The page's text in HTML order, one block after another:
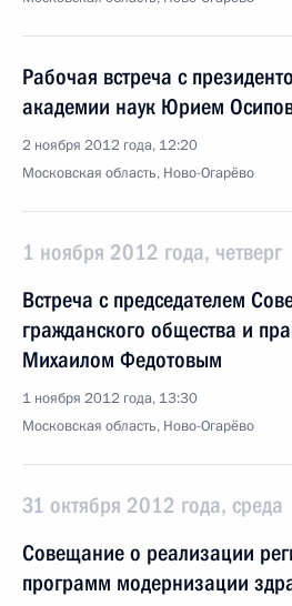
Рабочая встреча с
академии наук Юрием
2 ноября 2012 года, 12:20
Московская область, Ново-Огарёво
1 ноября 2012 года, четверг
Встреча с председателем
гражданского общества и
Михаилом Федотовым
1 ноября 2012 года, 13:30
Московская область, Ново-Огарёво
31 октября 2012 года, среда
Совещание о реализации
программ модернизации